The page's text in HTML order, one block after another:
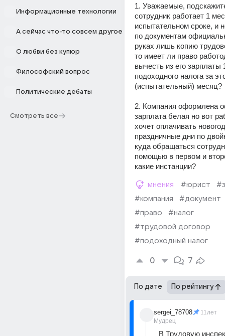
Информационные технологии
А сейчас что-то совсем другое
О любви без купюр
Философский вопрос
Политические дебаты
Смотреть все
1. Уважаемые,
сотрудник работает 1
испытательном сроке, и
по документам
руках лишь копию
то имеет ли право
вычесть из его зарплаты
подоходного налога за
(испытательный) месяц?
2. Компания оформлена
зарплата белая но вот
хочет оплачивать
праздничные дни по
куда обращаться
помощью в первом и
какие инстанции?
мнения #юрист
#компания
#документ
#право
#налог
#трудовой договор
#подоходный налог
0 7
По дате По рейтингу
sergei_78708
Мудрец
11лет
В Трудовую